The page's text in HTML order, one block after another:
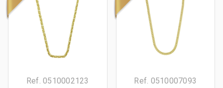
Ref. 0510002123 Ref. 0510007093